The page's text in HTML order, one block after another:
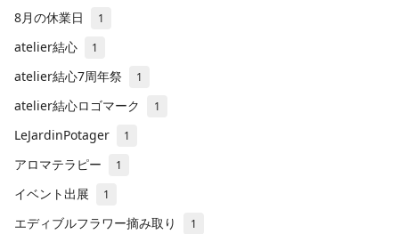
8月の休業日 1
atelier結心 1
atelier結心7周年祭 1
atelier結心ロゴマーク 1
LeJardinPotager 1
アロマテラピー 1
イベント出展 1
エディブルフラワー摘み取り 1